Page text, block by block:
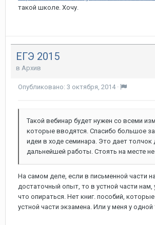
такой школе. Хочу.
ЕГЭ 2015
в Архив
Опубликовано: 3 октября, 2014·
Такой вебинар будет нужен со всеми
которые вводятся. Спасибо большое
идеи в ходе семинара. Это дает толчок
дальнейшей работы. Стоять на месте
На самом деле, если в письменной части
достаточный опыт, то в устной части нам,
что опираться. Нет книг. пособий,
устной части экзамена. Или у меня у